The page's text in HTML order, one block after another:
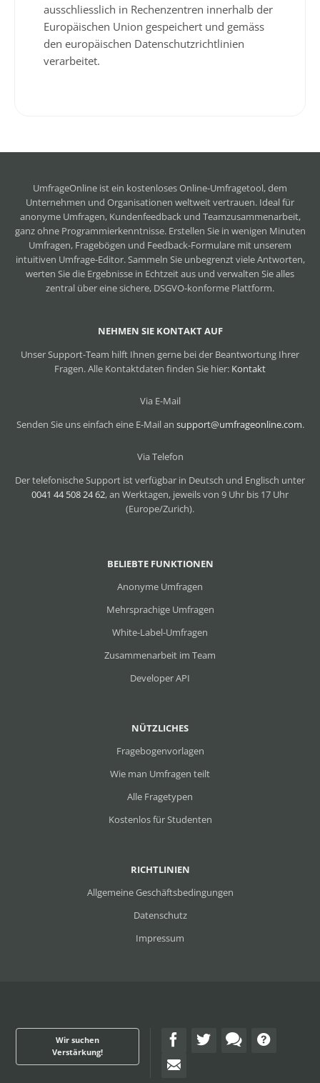
ausschliesslich in Rechenzentren innerhalb der
Europäischen Union gespeichert und gemäss
den europäischen Datenschutzrichtlinien
verarbeitet.
UmfrageOnline ist ein kostenloses Online-Umfragetool, dem
Unternehmen und Organisationen weltweit vertrauen. Ideal für
anonyme Umfragen, Kundenfeedback und Teamzusammenarbeit,
ganz ohne Programmierkenntnisse. Erstellen Sie in wenigen Minuten
Umfragen, Fragebögen und Feedback-Formulare mit unserem
intuitiven Umfrage-Editor. Sammeln Sie unbegrenzt viele Antworten,
werten Sie die Ergebnisse in Echtzeit aus und verwalten Sie alles
zentral über eine sichere, DSGVO-konforme Plattform.
RICHTLINIEN
Allgemeine Geschäftsbedingungen
Datenschutz
Impressum
NÜTZLICHES
Fragebogenvorlagen
Wie man Umfragen teilt
Alle Fragetypen
Kostenlos für Studenten
BELIEBTE FUNKTIONEN
Anonyme Umfragen
Mehrsprachige Umfragen
White-Label-Umfragen
Zusammenarbeit im Team
Developer API
NEHMEN SIE KONTAKT AUF
Unser Support-Team hilft Ihnen gerne bei der Beantwortung Ihrer
Fragen. Alle Kontaktdaten finden Sie hier: Kontakt
Via E-Mail
Senden Sie uns einfach eine E-Mail an support@umfrageonline.com.
Via Telefon
Der telefonische Support ist verfügbar in Deutsch und Englisch unter
0041 44 508 24 62, an Werktagen, jeweils von 9 Uhr bis 17 Uhr
(Europe/Zurich).
Wir suchen
Verstärkung!